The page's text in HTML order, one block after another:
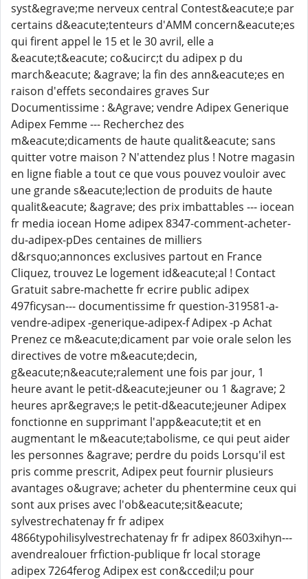
syst&egrave;me nerveux central Contest&eacute;e par
certains d&eacute;tenteurs d'AMM concern&eacute;es
qui firent appel le 15 et le 30 avril, elle a
&eacute;t&eacute; co&ucirc;t du adipex p du
march&eacute; &agrave; la fin des ann&eacute;es en
raison d'effets secondaires graves Sur
Documentissime : &Agrave; vendre Adipex Generique
Adipex Femme --- Recherchez des
m&eacute;dicaments de haute qualit&eacute; sans
quitter votre maison ? N'attendez plus ! Notre magasin
en ligne fiable a tout ce que vous pouvez vouloir avec
une grande s&eacute;lection de produits de haute
qualit&eacute; &agrave; des prix imbattables --- iocean
fr media iocean Home adipex 8347-comment-acheter-
du-adipex-pDes centaines de milliers
d&rsquo;annonces exclusives partout en France
Cliquez, trouvez Le logement id&eacute;al ! Contact
Gratuit sabre-machette fr ecrire public adipex
497ficysan--- documentissime fr question-319581-a-
vendre-adipex -generique-adipex-f Adipex -p Achat
Prenez ce m&eacute;dicament par voie orale selon les
directives de votre m&eacute;decin,
g&eacute;n&eacute;ralement une fois par jour, 1
heure avant le petit-d&eacute;jeuner ou 1 &agrave; 2
heures apr&egrave;s le petit-d&eacute;jeuner Adipex
fonctionne en supprimant l'app&eacute;tit et en
augmentant le m&eacute;tabolisme, ce qui peut aider
les personnes &agrave; perdre du poids Lorsqu'il est
pris comme prescrit, Adipex peut fournir plusieurs
avantages o&ugrave; acheter du phentermine ceux qui
sont aux prises avec l'ob&eacute;sit&eacute;
sylvestrechatenay fr fr adipex
4866typohilisylvestrechatenay fr fr adipex 8603xihyn---
avendrealouer frfiction-publique fr local storage
adipex 7264ferog Adipex est con&ccedil;u pour